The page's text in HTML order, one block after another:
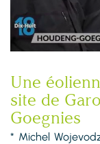
Une
site de
Goegnies
* Michel